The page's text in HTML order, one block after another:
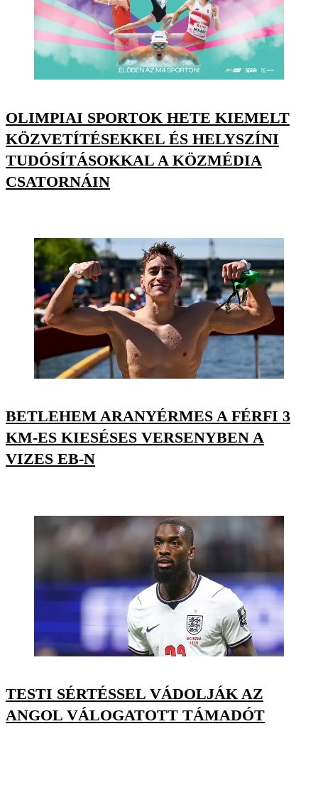
OLIMPIAI SPORTOK HETE KIEMELT
KÖZVETÍTÉSEKKEL ÉS HELYSZÍNI
TUDÓSÍTÁSOKKAL A KÖZMÉDIA
CSATORNÁIN
BETLEHEM ARANYÉRMES A FÉRFI 3
KM-ES KIESÉSES VERSENYBEN A
VIZES EB-N
TESTI SÉRTÉSSEL VÁDOLJÁK AZ
ANGOL VÁLOGATOTT TÁMADÓT